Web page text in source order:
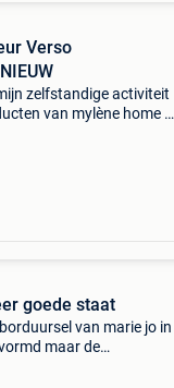
Verso
zelfstandige activiteit
van mylène home &
goede staat
van marie jo in
maar de